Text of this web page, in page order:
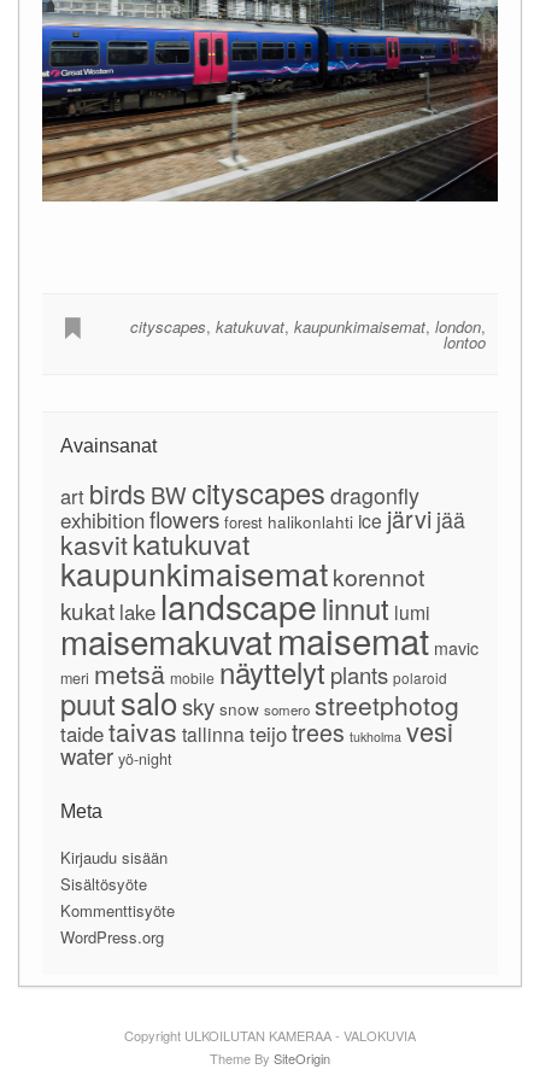
cityscapes,katukuvat,kaupunkimaisemat,london,
lontoo
Avainsanat
art birds BWcityscapes dragonfly
exhibitionflowers forest halikonlahti ice järvi jää
kasvitkatukuvat
kaupunkimaisematkorennot
kukat lake landscapelinnut lumi
maisemakuvatmaisemat mavic
meri metsä mobile näyttelyt plants polaroid
puutsalosky snow somero streetphotog
taidetaivas tallinna teijotrees tukholma vesi
water yö-night
Meta
Kirjaudu sisään
Sisältösyöte
Kommenttisyöte
WordPress.org
Copyright ULKOILUTAN KAMERAA - VALOKUVIA
Theme By SiteOrigin